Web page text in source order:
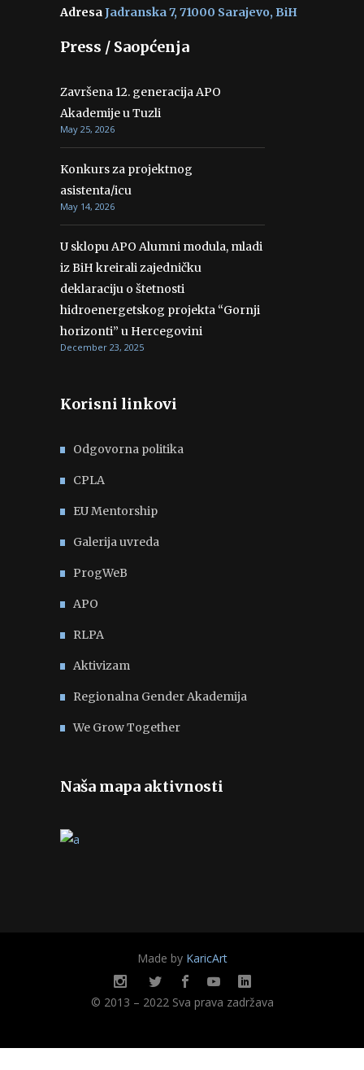
AdresaJadranska 7, 71000 Sarajevo, BiH
Press / Saopćenja
Završena 12. generacija APO
Akademije u Tuzli
May 25, 2026
Konkurs za projektnog
asistenta/icu
May 14, 2026
U sklopu APO Alumni modula, mladi
iz BiH kreirali zajedničku
deklaraciju o štetnosti
hidroenergetskog projekta “Gornji
horizonti” u Hercegovini
December 23, 2025
Korisni linkovi
Odgovorna politika
CPLA
EU Mentorship
Galerija uvreda
ProgWeB
APO
RLPA
Aktivizam
Regionalna Gender Akademija
We Grow Together
Naša mapa aktivnosti
Made by KaricArt
© 2013 – 2022 Sva prava zadržava